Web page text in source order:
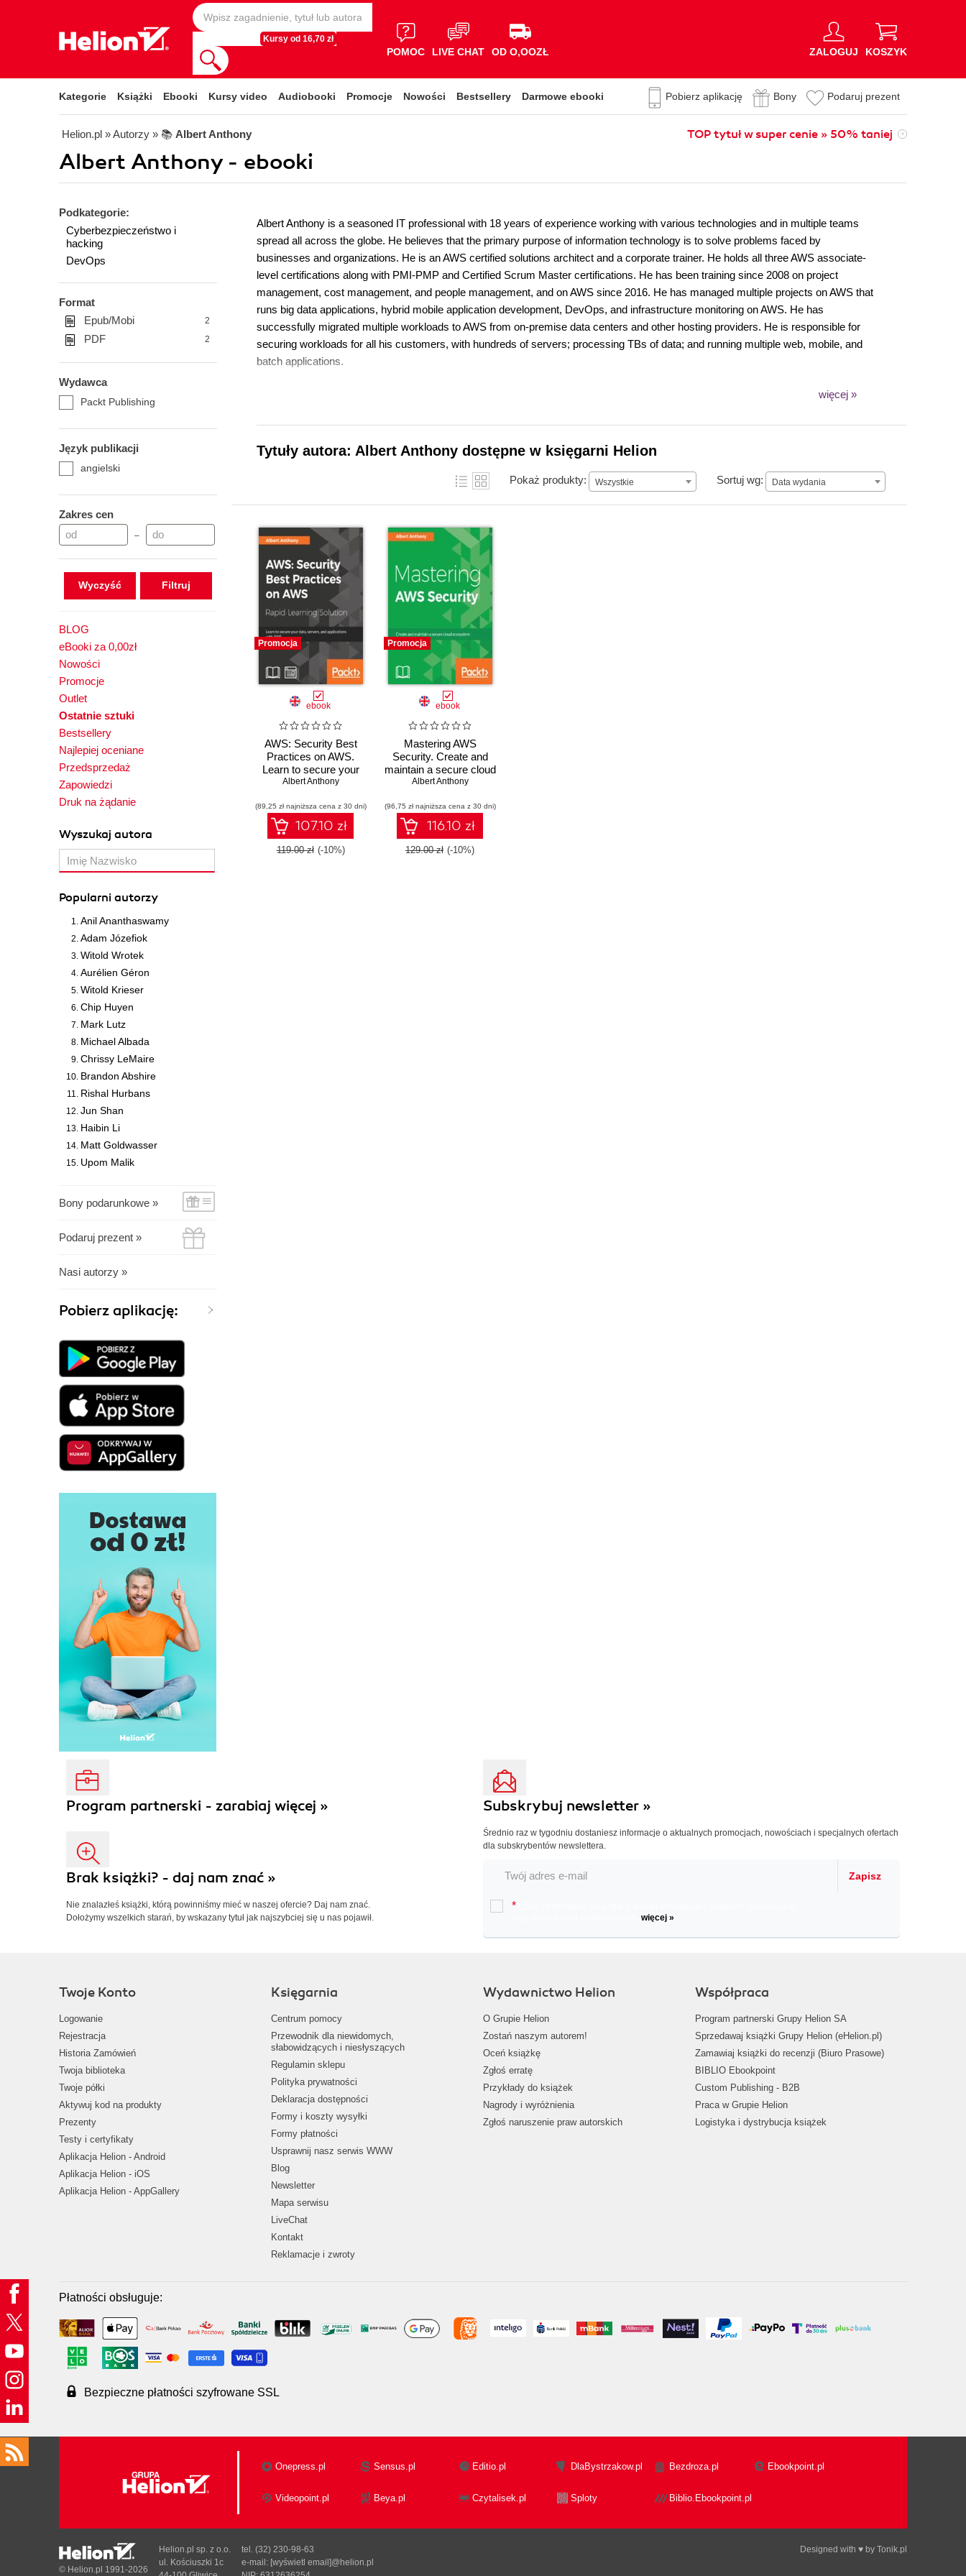
Kursy od 16,70 zł
POMOC LIVE CHAT OD O,OOZŁ ZALOGUJ KOSZYK
Kategorie Książki Ebooki Kursy video Audiobooki Promocje Nowości Bestsellery Darmowe ebooki Pobierz aplikację Bony Podaruj prezent
Helion.pl » Autorzy » 📚 Albert Anthony TOP tytuł w super cenie » 50% taniej
Albert Anthony - ebooki
Podkategorie:
Cyberbezpieczeństwo i
hacking
DevOps
Format
Epub/Mobi
2
PDF 2
Wydawca
Packt Publishing
Język publikacji
angielski
Zakres cen
–
Wyczyść
BLOG
eBooki za 0,00zł
Nowości
Promocje
Outlet
Ostatnie sztuki
Bestsellery
Najlepiej oceniane
Przedsprzedaż
Zapowiedzi
Druk na żądanie
Wyszukaj autora
Popularni autorzy
Anil Ananthaswamy
Adam Józefiok
Witold Wrotek
Aurélien Géron
Witold Krieser
Chip Huyen
Mark Lutz
Michael Albada
Chrissy LeMaire
Brandon Abshire
Rishal Hurbans
Jun Shan
Haibin Li
Matt Goldwasser
Upom Malik
Bony podarunkowe »
Podaruj prezent »
Nasi autorzy »
Pobierz aplikację:
Albert Anthony is a seasoned IT professional with 18 years of experience working with various technologies and in multiple teams
spread all across the globe. He believes that the primary purpose of information technology is to solve problems faced by
businesses and organizations. He is an AWS certified solutions architect and a corporate trainer. He holds all three AWS associate-
level certifications along with PMI-PMP and Certified Scrum Master certifications. He has been training since 2008 on project
management, cost management, and people management, and on AWS since 2016. He has managed multiple projects on AWS that
runs big data applications, hybrid mobile application development, DevOps, and infrastructure monitoring on AWS. He has
successfully migrated multiple workloads to AWS from on-premise data centers and other hosting providers. He is responsible for
securing workloads for all his customers, with hundreds of servers; processing TBs of data; and running multiple web, mobile, and
batch applications.
więcej »
Tytuły autora: Albert Anthony dostępne w księgarni Helion
Pokaż produkty: Wszystkie Sortuj wg: Data wydania
Data wydania
Promocja
ebook
AWS: Security Best
Practices on AWS.
Learn to secure your
data, servers, and
Albert Anthony
(89,25 zł najniższa cena z 30 dni)
107.10 zł
119.00 zł (-10%)
Promocja
ebook
Mastering AWS
Security. Create and
maintain a secure cloud
ecosystem
Albert Anthony
(96,75 zł najniższa cena z 30 dni)
116.10 zł
129.00 zł (-10%)
Program partnerski - zarabiaj więcej »
Brak książki? - daj nam znać »
Nie znalazłeś książki, którą powinniśmy mieć w naszej ofercie? Daj nam znać.
Dołożymy wszelkich starań, by wskazany tytuł jak najszybciej się u nas pojawił.
Subskrybuj newsletter »
Średnio raz w tygodniu dostaniesz informacje o aktualnych promocjach, nowościach i specjalnych ofertach
dla subskrybentów newslettera.
Zapisz
*
więcej »
Twoje Konto
Logowanie
Rejestracja
Historia Zamówień
Twoja biblioteka
Twoje półki
Aktywuj kod na produkty
Prezenty
Testy i certyfikaty
Aplikacja Helion - Android
Aplikacja Helion - iOS
Aplikacja Helion - AppGallery
Księgarnia
Centrum pomocy
Przewodnik dla niewidomych,
słabowidzących i niesłyszących
Regulamin sklepu
Polityka prywatności
Deklaracja dostępności
Formy i koszty wysyłki
Formy płatności
Usprawnij nasz serwis WWW
Blog
Newsletter
Mapa serwisu
LiveChat
Kontakt
Reklamacje i zwroty
Wydawnictwo Helion
O Grupie Helion
Zostań naszym autorem!
Oceń książkę
Zgłoś erratę
Przykłady do książek
Nagrody i wyróżnienia
Zgłoś naruszenie praw autorskich
Współpraca
Program partnerski Grupy Helion SA
Sprzedawaj książki Grupy Helion (eHelion.pl)
Zamawiaj książki do recenzji (Biuro Prasowe)
BIBLIO Ebookpoint
Custom Publishing - B2B
Praca w Grupie Helion
Logistyka i dystrybucja książek
Płatności obsługuje:
Bezpieczne płatności szyfrowane SSL
Onepress.pl Sensus.pl Editio.pl DlaBystrzakow.pl Bezdroza.pl Ebookpoint.pl
Videopoint.pl Beya.pl Czytalisek.pl Sploty Biblio.Ebookpoint.pl
Designed with ♥ by Tonik.pl
© Helion.pl 1991-2026
Helion.pl sp. z o.o.
ul. Kościuszki 1c
tel. (32) 230-98-63
e-mail: [wyświetl email]@helion.pl